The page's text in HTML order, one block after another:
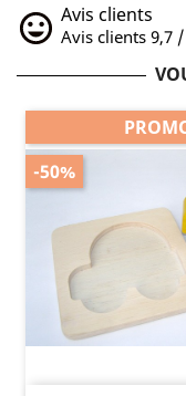
Avis clients
Avis clients 9,7
-50%